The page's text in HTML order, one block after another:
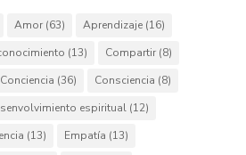
Amor(63) Aprendizaje(16)
(13) Compartir(8)
Conciencia (36) Consciencia (8)
espiritual(12)
(13) Empatía (13)